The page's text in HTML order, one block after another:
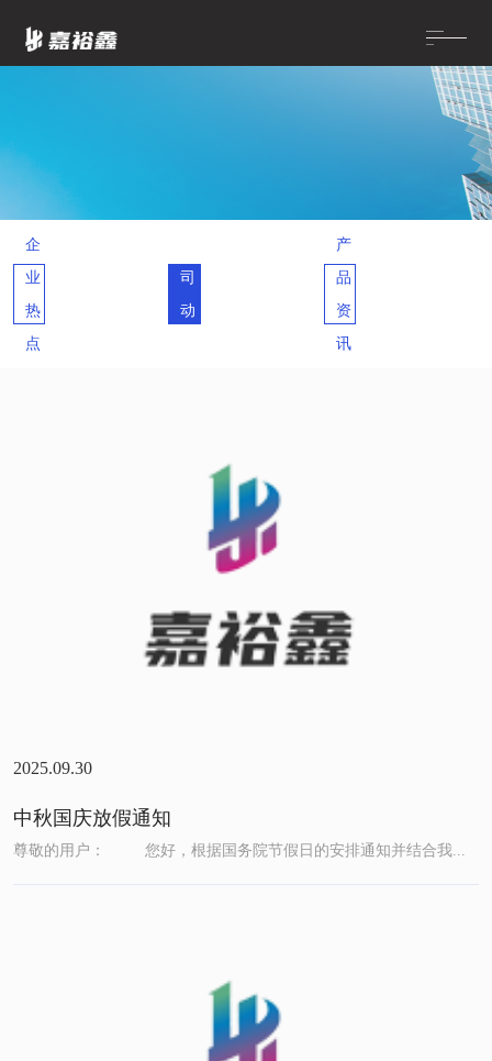
首页
企
业
热
点
司
动
产
品
资
讯
2025.09.30
中秋国庆放假通知
尊敬的用户： 您好，根据国务院节假日的安排通知并结合我...